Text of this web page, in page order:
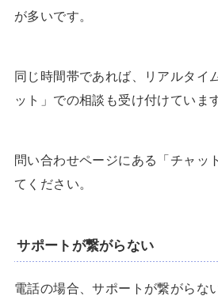
が多いです。
同じ時間帯であれば、リアルタイ
ット」での相談も受け付けていま
問い合わせページにある「チャッ
てください。
サポートが繋がらない
電話の場合、サポートが繋がらな